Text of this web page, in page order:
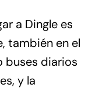
a Dingle es
también en el
buses diarios
y la